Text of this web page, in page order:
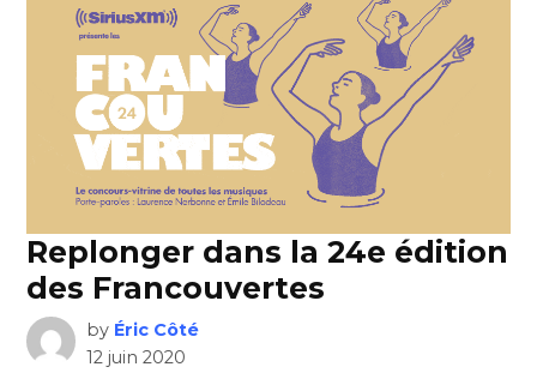
Replonger dans la 24e édition
des Francouvertes
by Éric Côté
12 juin 2020